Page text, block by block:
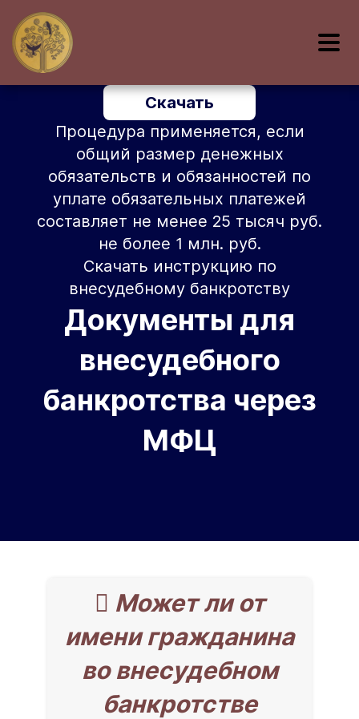
Скачать
Процедура применяется, если
общий размер денежных
обязательств и обязанностей по
уплате обязательных платежей
составляет не менее 25 тысяч руб.
не более 1 млн. руб.
Скачать инструкцию по
внесудебному банкротству
Документы для
внесудебного
банкротства через
МФЦ
 Может ли от
имени гражданина
во внесудебном
банкротстве